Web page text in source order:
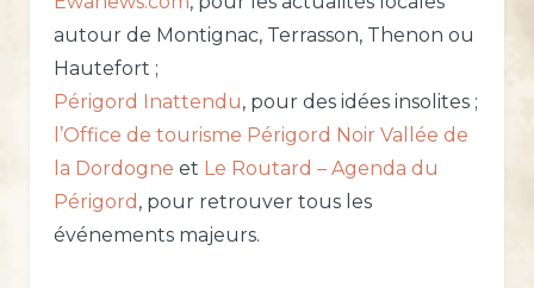
autour de Montignac, Terrasson, Thenon ou
Hautefort ;
Périgord Inattendu, pour des idées insolites ;
l’Office de tourisme Périgord Noir Vallée de
la Dordogne et Le Routard – Agenda du
Périgord , pour retrouver tous les
événements majeurs.